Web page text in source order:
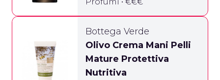
Bottega Verde
Olivo Crema Mani Pelli
Mature Protettiva
Nutritiva